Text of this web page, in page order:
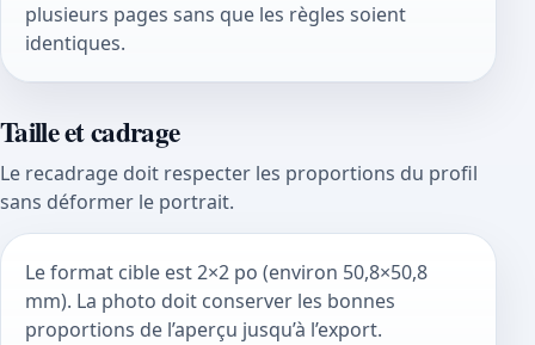
plusieurs pages sans que les règles soient
identiques.
Taille et cadrage
Le recadrage doit respecter les proportions du profil
sans déformer le portrait.
Le format cible est 2×2 po (environ 50,8×50,8
mm). La photo doit conserver les bonnes
proportions de l’aperçu jusqu’à l’export.